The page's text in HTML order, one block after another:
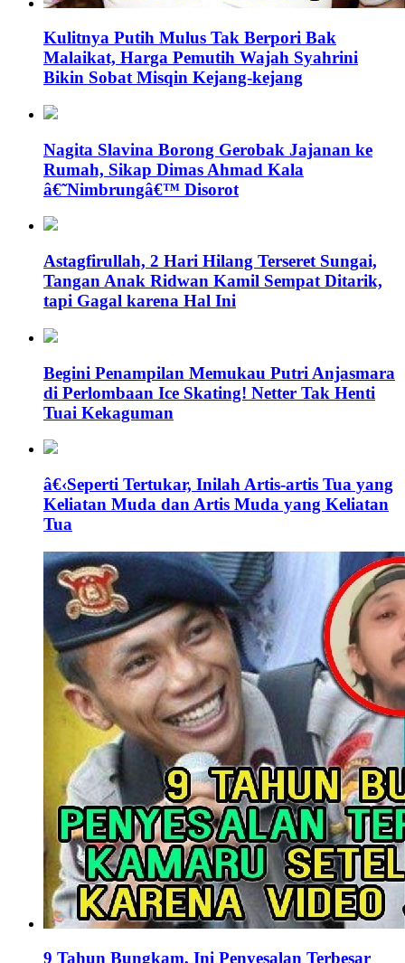
Kulitnya Putih Mulus Tak Berpori Bak
Malaikat, Harga Pemutih Wajah Syahrini
Bikin Sobat Misqin Kejang-kejang
Nagita Slavina Borong Gerobak Jajanan ke
Rumah, Sikap Dimas Ahmad Kala
â€˜Nimbrungâ€™ Disorot
Astagfirullah, 2 Hari Hilang Terseret Sungai,
Tangan Anak Ridwan Kamil Sempat Ditarik,
tapi Gagal karena Hal Ini
Begini Penampilan Memukau Putri Anjasmara
di Perlombaan Ice Skating! Netter Tak Henti
Tuai Kekaguman
â€‹Seperti Tertukar, Inilah Artis-artis Tua yang
Keliatan Muda dan Artis Muda yang Keliatan
Tua
9 Tahun Bungkam, Ini Penyesalan Terbesar